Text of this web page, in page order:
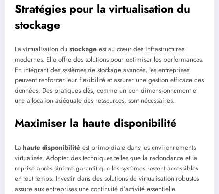
Stratégies pour la virtualisation du
stockage
La virtualisation du stockage est au cœur des infrastructures
modernes. Elle offre des solutions pour optimiser les performances.
En intégrant des systèmes de stockage avancés, les entreprises
peuvent renforcer leur flexibilité et assurer une gestion efficace des
données. Des pratiques clés, comme un bon dimensionnement et
une allocation adéquate des ressources, sont nécessaires.
Maximiser la haute disponibilité
La haute disponibilité est primordiale dans les environnements
virtualisés. Adopter des techniques telles que la redondance et la
reprise après sinistre garantit que les systèmes restent accessibles
en tout temps. Investir dans des solutions de virtualisation robustes
assure aux entreprises une continuité d’activité essentielle.